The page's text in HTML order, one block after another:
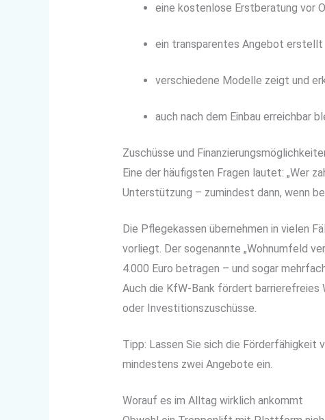
eine kostenlose Erstberatung vor
ein transparentes Angebot erstellt
verschiedene Modelle zeigt und
auch nach dem Einbau erreichbar
Zuschüsse und
Eine der häufigsten Fragen lautet: „Wer
Unterstützung – zumindest dann, wenn
Die Pflegekassen übernehmen in vielen
vorliegt. Der sogenannte „Wohnumfeld
4.000 Euro betragen – und sogar
Auch die KfW-Bank fördert barrierefreies
oder Investitionszuschüsse.
Tipp: Lassen Sie sich die
mindestens zwei Angebote ein.
Worauf es im Alltag wirklich ankommt